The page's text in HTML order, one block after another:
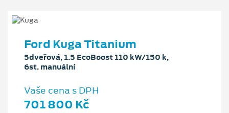
Ford Kuga Titanium
5dveřová, 1.5 EcoBoost 110 kW/150 k,
6st. manuální
Vaše cena s DPH
701 800 Kč